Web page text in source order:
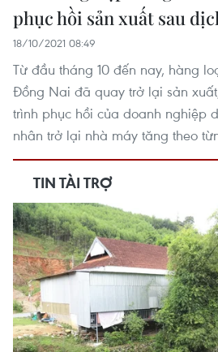
phục hồi sản xuất sau
18/10/2021 08:49
Từ đầu tháng 10 đến nay, hàng
Đồng Nai đã quay trở lại sản
trình phục hồi của doanh nghiệp
nhân trở lại nhà máy tăng theo